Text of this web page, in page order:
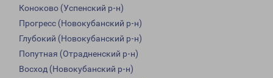
Коноково (Успенский р-н)
Прогресс (Новокубанский р-н)
Глубокий (Новокубанский р-н)
Попутная (Отрадненский р-н)
Восход (Новокубанский р-н)